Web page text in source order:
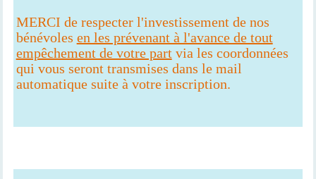
MERCI de respecter l'investissement de nos
bénévoles en les prévenant à l'avance de tout
empêchement de votre partvia les coordonnées
qui vous seront transmises dans le mail
automatique suite à votre inscription.